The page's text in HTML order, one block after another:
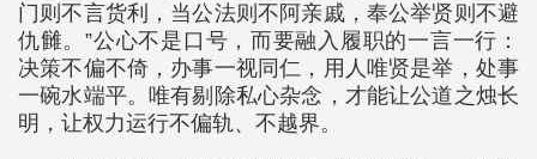
门则不言货利，当公法则不阿亲戚，奉公举贤则不避
仇雠。”公心不是口号，而要融入履职的一言一行：
决策不偏不倚，办事一视同仁，用人唯贤是举，处事
一碗水端平。唯有剔除私心杂念，才能让公道之烛长
明，让权力运行不偏轨、不越界。